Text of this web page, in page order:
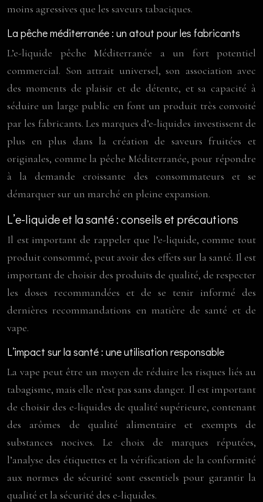
moins agressives que les saveurs tabaciques.
La pêche méditerranée : un atout pour les fabricants
L’e-liquide pêche Méditerranée a un fort potentiel
commercial. Son attrait universel, son association avec
des moments de plaisir et de détente, et sa capacité à
séduire un large public en font un produit très convoité
par les fabricants. Les marques d’e-liquides investissent de
plus en plus dans la création de saveurs fruitées et
originales, comme la pêche Méditerranée, pour répondre
à la demande croissante des consommateurs et se
démarquer sur un marché en pleine expansion.
L’e-liquide et la santé : conseils et précautions
Il est important de rappeler que l’e-liquide, comme tout
produit consommé, peut avoir des effets sur la santé. Il est
important de choisir des produits de qualité, de respecter
les doses recommandées et de se tenir informé des
dernières recommandations en matière de santé et de
vape.
L’impact sur la santé : une utilisation responsable
La vape peut être un moyen de réduire les risques liés au
tabagisme, mais elle n’est pas sans danger. Il est important
de choisir des e-liquides de qualité supérieure, contenant
des arômes de qualité alimentaire et exempts de
substances nocives. Le choix de marques réputées,
l’analyse des étiquettes et la vérification de la conformité
aux normes de sécurité sont essentiels pour garantir la
qualité et la sécurité des e-liquides.